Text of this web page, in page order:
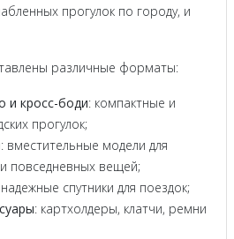
прогулок по городу, и
различные форматы:
и кросс-боди: компактные и
прогулок;
: вместительные модели для
повседневных вещей;
спутники для поездок;
: картхолдеры, клатчи, ремни